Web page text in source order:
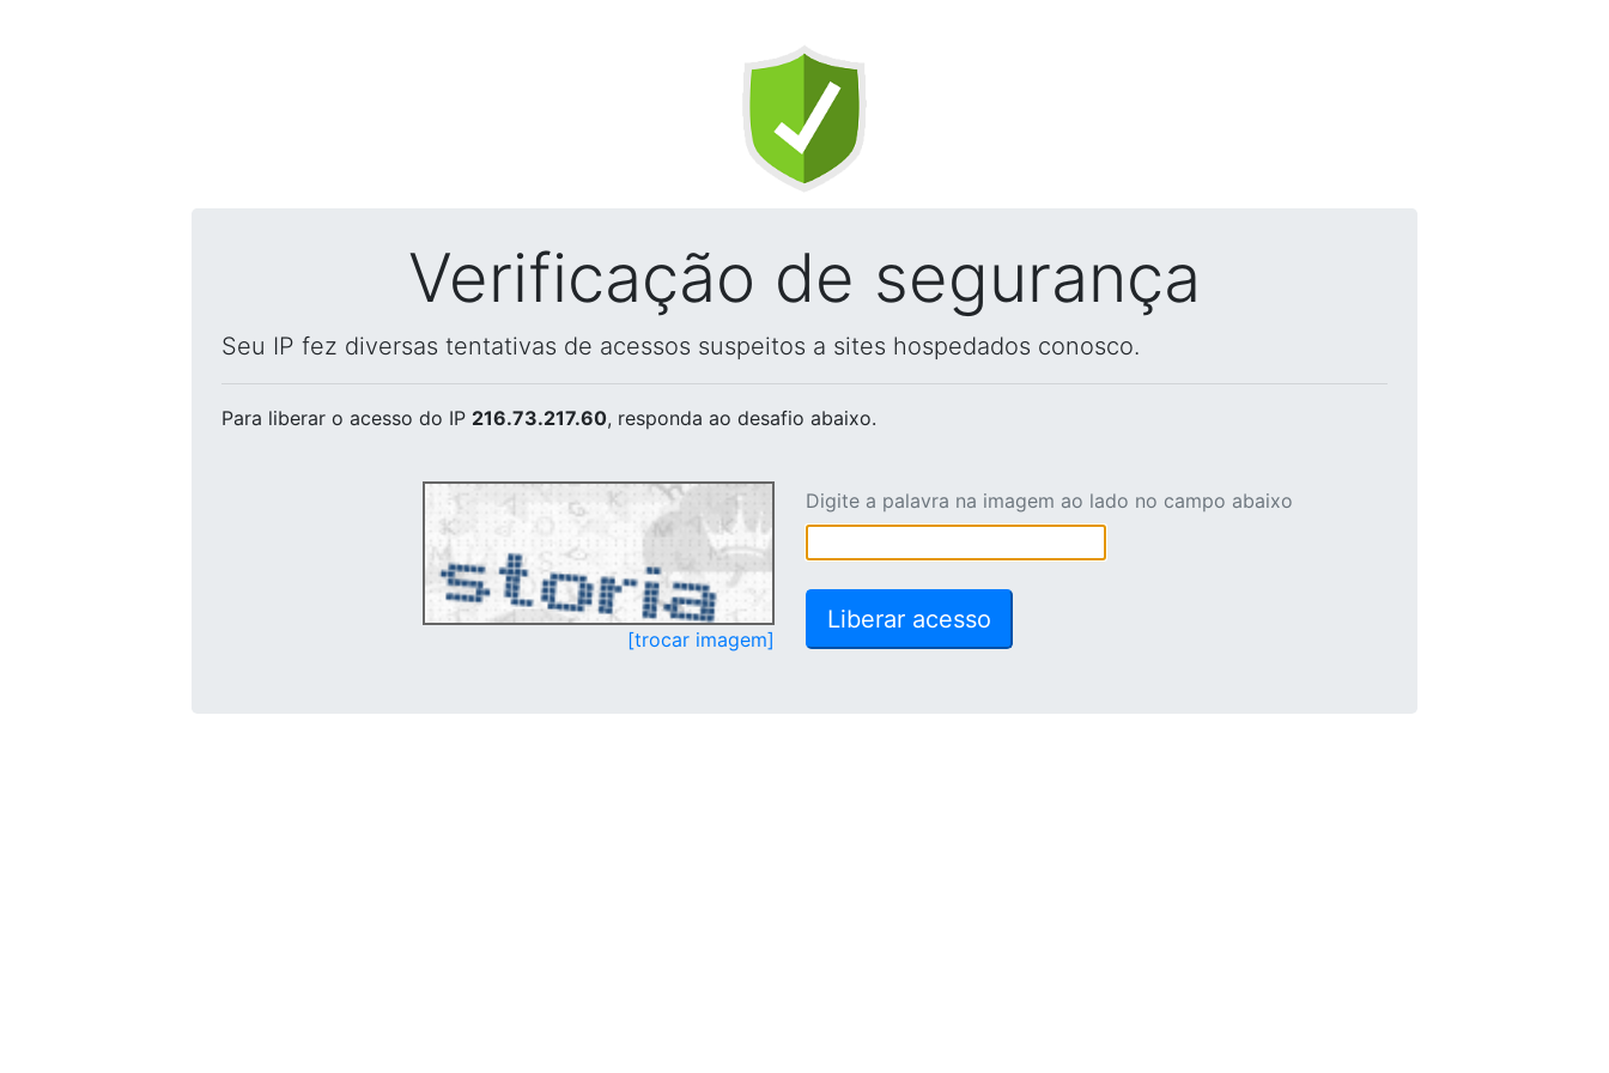
Verificação de segurança
Seu IP fez diversas tentativas de acessos suspeitos a sites hospedados conosco.
Para liberar o acesso do IP 216.73.217.60, responda ao desafio abaixo.
[trocar imagem]
Digite a palavra na imagem ao lado no campo abaixo